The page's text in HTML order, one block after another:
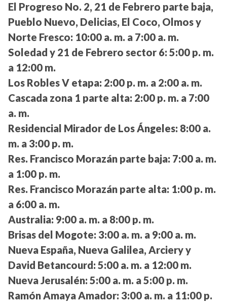
El Progreso No. 2, 21 de Febrero parte baja,
Pueblo Nuevo, Delicias, El Coco, Olmos y
Norte Fresco: 10:00 a. m. a 7:00 a. m.
Soledad y 21 de Febrero sector 6: 5:00 p. m.
a 12:00 m.
Los Robles V etapa: 2:00 p. m. a 2:00 a. m.
Cascada zona 1 parte alta: 2:00 p. m. a 7:00
a. m.
Residencial Mirador de Los Ángeles: 8:00 a.
m. a 3:00 p. m.
Res. Francisco Morazán parte baja: 7:00 a. m.
a 1:00 p. m.
Res. Francisco Morazán parte alta: 1:00 p. m.
a 6:00 a. m.
Australia: 9:00 a. m. a 8:00 p. m.
Brisas del Mogote: 3:00 a. m. a 9:00 a. m.
Nueva España, Nueva Galilea, Arciery y
David Betancourd: 5:00 a. m. a 12:00 m.
Nueva Jerusalén: 5:00 a. m. a 5:00 p. m.
Ramón Amaya Amador: 3:00 a. m. a 11:00 p.